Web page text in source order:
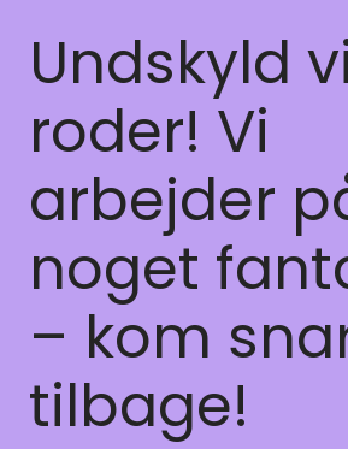
Undskyld
roder! Vi
arbejder
noget
– kom
tilbage!